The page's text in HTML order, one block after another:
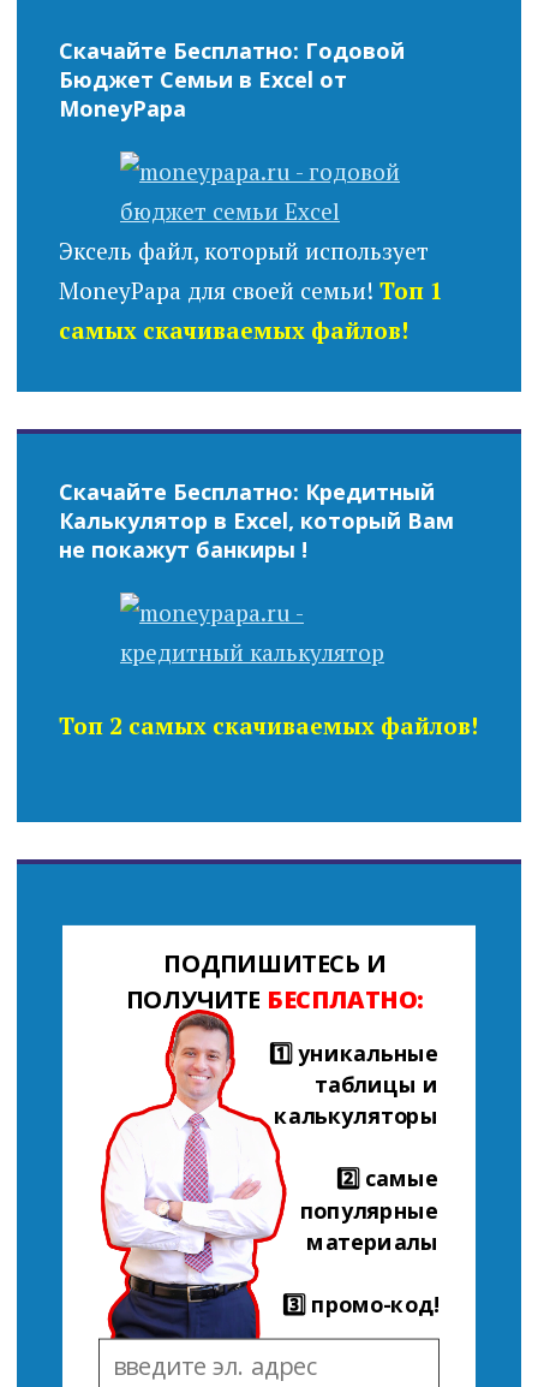
Скачайте Бесплатно: Годовой
Бюджет Семьи в Excel от
MoneyPapa
Эксель файл, который использует
MoneyPapa для своей семьи! Топ 1
самых скачиваемых файлов!
Скачайте Бесплатно: Кредитный
Калькулятор в Excel, который Вам
не покажут банкиры !
Топ 2 самых скачиваемых файлов!
ПОДПИШИТЕСЬ И
ПОЛУЧИТЕ БЕСПЛАТНО:
1️⃣ уникальные
таблицы и
калькуляторы
2️⃣ самые
популярные
материалы
3️⃣ промо-код!